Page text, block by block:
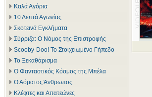
Καλά Αγόρια
10 Λεπτά Αγωνίας
Σκοτεινά Εγκλήματα
Σύρριζα: Ο Νόμος της Επιστροφής
Scooby-Doo! Το Στοιχειωμένο Γήπεδο
Το Ξεκαθάρισμα
Ο Φανταστικός Κόσμος της Μπέλα
Ο Αόρατος Άνθρωπος
Κλέφτες και Απατεώνες